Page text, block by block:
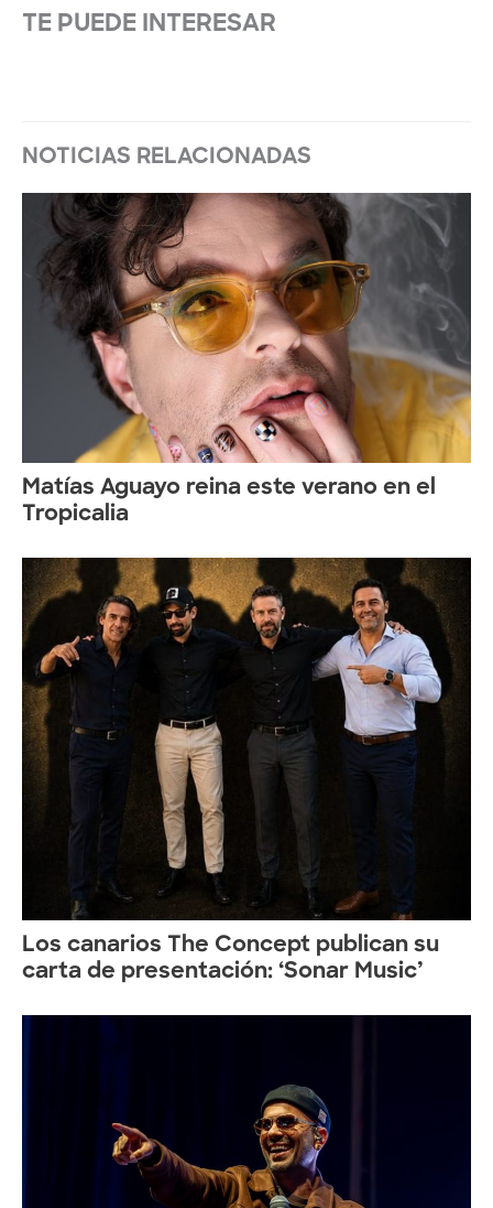
TE PUEDE INTERESAR
NOTICIAS RELACIONADAS
Matías Aguayo reina este verano en el
Tropicalia
Los canarios The Concept publican su
carta de presentación: ‘Sonar Music’